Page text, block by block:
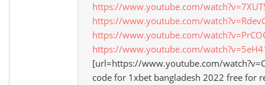
https://www.youtube.com/
https://www.youtube.com/
https://www.youtube.com/
https://www.youtube.com/
[url=https://www.youtube.com/
code for 1xbet bangladesh 2022 free for